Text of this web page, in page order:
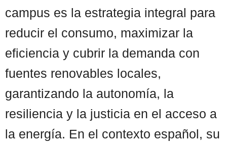
campus es la estrategia integral para
reducir el consumo, maximizar la
eficiencia y cubrir la demanda con
fuentes renovables locales,
garantizando la autonomía, la
resiliencia y la justicia en el acceso a
la energía. En el contexto español, su